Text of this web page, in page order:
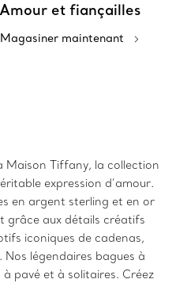
Amour et fiançailles
Magasiner maintenant
Maison Tiffany, la collection
expression d’amour.
en argent sterling et en or
grâce aux détails créatifs
iconiques de cadenas,
légendaires bagues à
pavé et à solitaires. Créez